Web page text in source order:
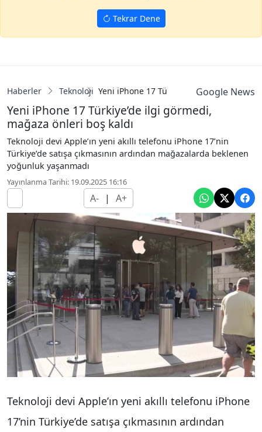
Tekrar Dene
Haberler Teknoloji Yeni iPhone 17 Türkiye’de ilgi görmedi,
Google News
Yeni iPhone 17 Türkiye’de ilgi görmedi,
mağaza önleri boş kaldı
Teknoloji devi Apple’ın yeni akıllı telefonu iPhone 17’nin
Türkiye’de satışa çıkmasının ardından mağazalarda beklenen
yoğunluk yaşanmadı
Yayınlanma Tarihi: 19.09.2025 16:16
A- | A+
Teknoloji devi Apple’ın yeni akıllı telefonu iPhone
17’nin Türkiye’de satışa çıkmasının ardından